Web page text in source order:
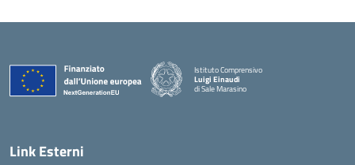
Istituto Comprensivo
Luigi Einaudi
di Sale Marasino
Link Esterni